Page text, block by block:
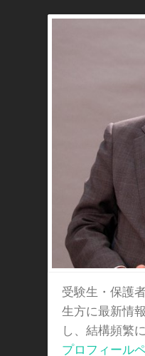
受験生・保護
生方に最新情
し、結構頻繁
プロフィール